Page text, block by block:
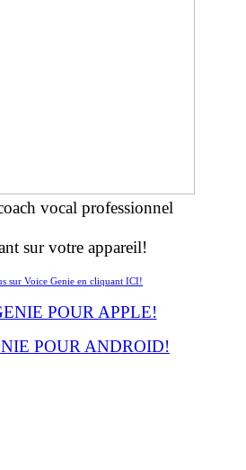
vocal professionnel
sur votre appareil!
sur Voice Genie en cliquant ICI!
POUR APPLE!
POUR ANDROID!